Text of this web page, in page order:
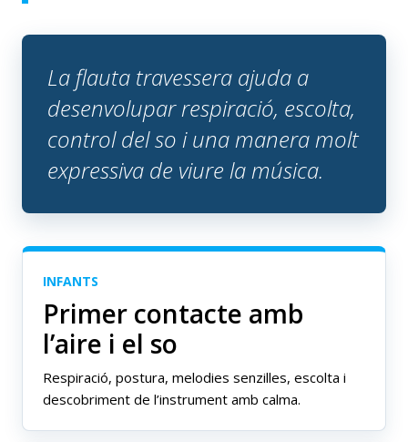
La flauta travessera ajuda a
desenvolupar respiració, escolta,
control del so i una manera molt
expressiva de viure la música.
INFANTS
Primer contacte amb
l’aire i el so
Respiració, postura, melodies senzilles, escolta i
descobriment de l’instrument amb calma.